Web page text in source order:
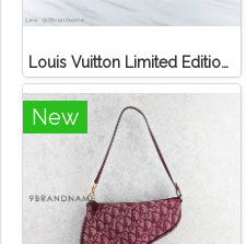
Louis Vuitton Limited Edition Monogram Canvas Sofia Coppola SC Bag
New